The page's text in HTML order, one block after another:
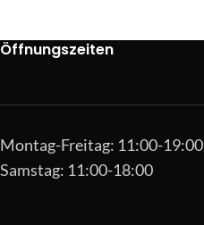
Öffnungszeiten
Montag-Freitag: 11:00-19:00
Samstag: 11:00-18:00